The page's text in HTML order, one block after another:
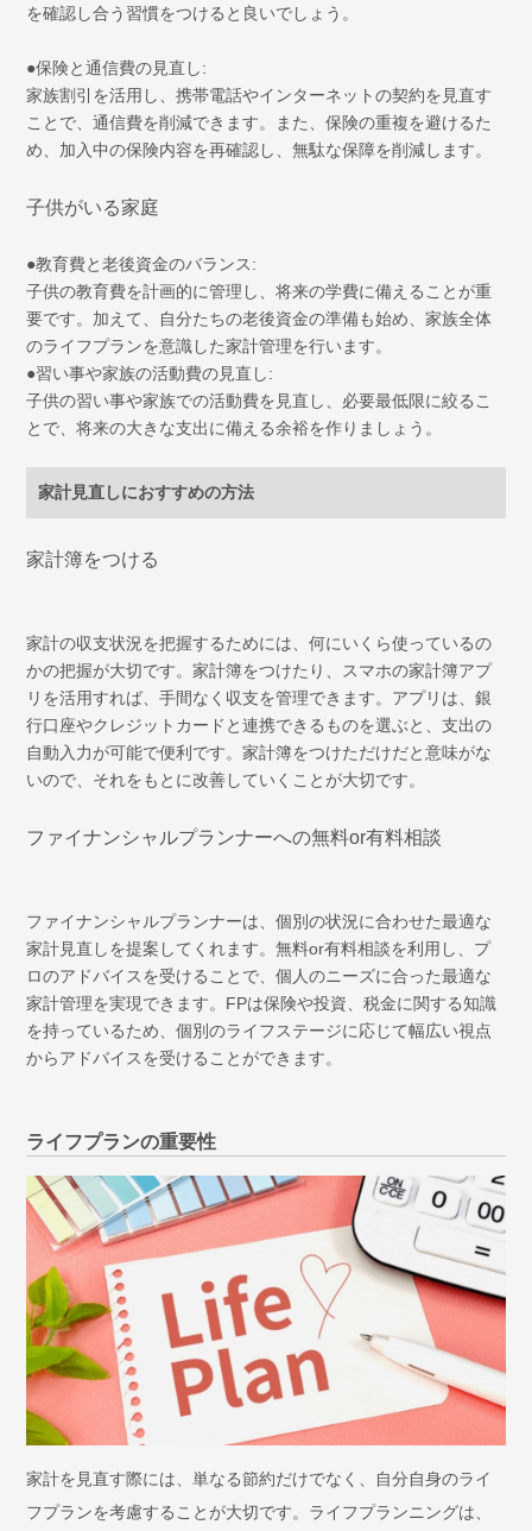
を確認し合う習慣をつけると良いでしょう。
●保険と通信費の見直し:
家族割引を活用し、携帯電話やインターネットの契約を見直す
ことで、通信費を削減できます。また、保険の重複を避けるた
め、加入中の保険内容を再確認し、無駄な保障を削減します。
子供がいる家庭
●教育費と老後資金のバランス:
子供の教育費を計画的に管理し、将来の学費に備えることが重
要です。加えて、自分たちの老後資金の準備も始め、家族全体
のライフプランを意識した家計管理を行います。
●習い事や家族の活動費の見直し:
子供の習い事や家族での活動費を見直し、必要最低限に絞るこ
とで、将来の大きな支出に備える余裕を作りましょう。
家計見直しにおすすめの方法
家計簿をつける
家計の収支状況を把握するためには、何にいくら使っているの
かの把握が大切です。家計簿をつけたり、スマホの家計簿アプ
リを活用すれば、手間なく収支を管理できます。アプリは、銀
行口座やクレジットカードと連携できるものを選ぶと、支出の
自動入力が可能で便利です。家計簿をつけただけだと意味がな
いので、それをもとに改善していくことが大切です。
ファイナンシャルプランナーへの無料or有料相談
ファイナンシャルプランナーは、個別の状況に合わせた最適な
家計見直しを提案してくれます。無料or有料相談を利用し、プ
ロのアドバイスを受けることで、個人のニーズに合った最適な
家計管理を実現できます。FPは保険や投資、税金に関する知識
を持っているため、個別のライフステージに応じて幅広い視点
からアドバイスを受けることができます。
ライフプランの重要性
家計を見直す際には、単なる節約だけでなく、自分自身のライ
フプランを考慮することが大切です。ライフプランニングは、